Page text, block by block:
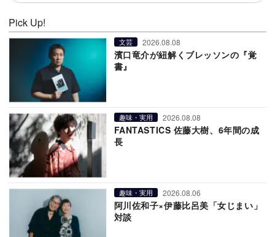
Pick Up!
文芸 2026.08.08
濱口竜介が紐解くブレッソンの『覚
書』
趣味・実用 2026.08.08
FANTASTICS 佐藤大樹、6年間の成
長
趣味・実用 2026.08.06
阿川佐和子×伊藤比呂美「女じまい」
対談